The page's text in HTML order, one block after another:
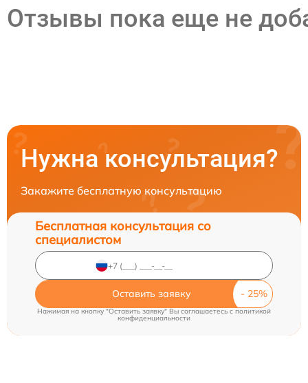
Отзывы пока еще не
Нужна консультация?
Закажите бесплатную консультацию
Бесплатная консультация со
специалистом
Оставить заявку
Нажимая на кнопку "Оставить заявку" Вы соглашаетесь c политикой
конфиденциальности